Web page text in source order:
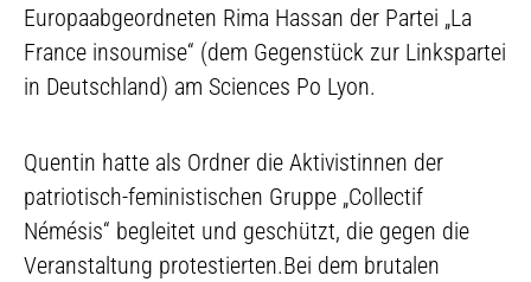
Europaabgeordneten Rima Hassan der Partei „La
France insoumise“ (dem Gegenstück zur Linkspartei
in Deutschland) am Sciences Po Lyon.
Quentin hatte als Ordner die Aktivistinnen der
patriotisch-feministischen Gruppe „Collectif
Némésis“ begleitet und geschützt, die gegen die
Veranstaltung protestierten.Bei dem brutalen